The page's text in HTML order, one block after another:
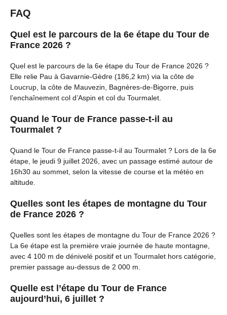
FAQ
Quel est le parcours de la 6e étape du Tour de
France 2026 ?
Quel est le parcours de la 6e étape du Tour de France 2026 ?
Elle relie Pau à Gavarnie-Gèdre (186,2 km) via la côte de
Loucrup, la côte de Mauvezin, Bagnères-de-Bigorre, puis
l’enchaînement col d’Aspin et col du Tourmalet.
Quand le Tour de France passe-t-il au
Tourmalet ?
Quand le Tour de France passe-t-il au Tourmalet ? Lors de la 6e
étape, le jeudi 9 juillet 2026, avec un passage estimé autour de
16h30 au sommet, selon la vitesse de course et la météo en
altitude.
Quelles sont les étapes de montagne du Tour
de France 2026 ?
Quelles sont les étapes de montagne du Tour de France 2026 ?
La 6e étape est la première vraie journée de haute montagne,
avec 4 100 m de dénivelé positif et un Tourmalet hors catégorie,
premier passage au-dessus de 2 000 m.
Quelle est l’étape du Tour de France
aujourd’hui, 6 juillet ?